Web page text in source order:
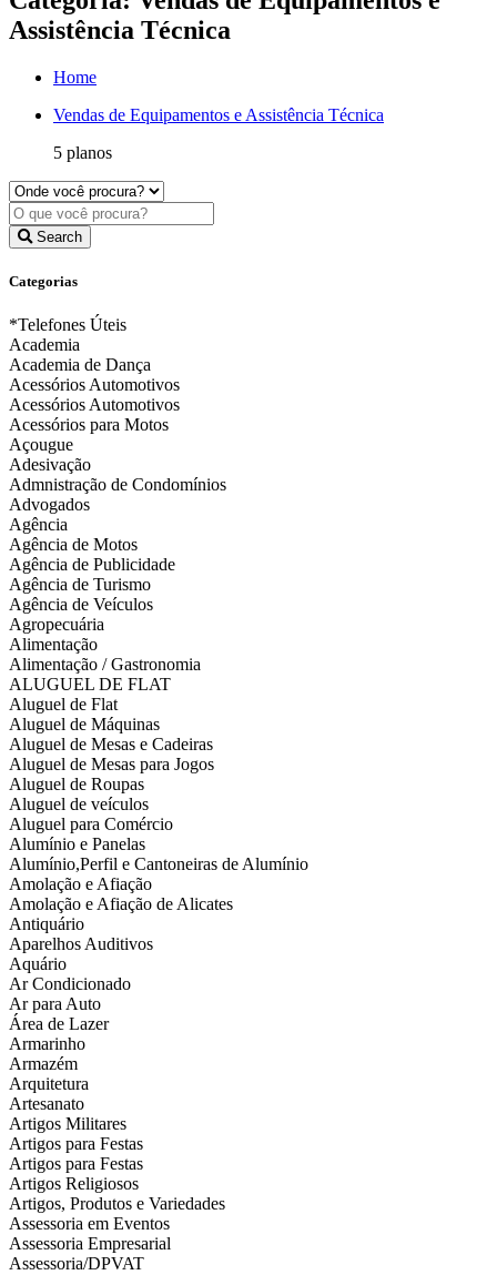
Assistência Técnica
Home
Vendas de Equipamentos e Assistência Técnica
5 planos
Search
Categorias
*Telefones Úteis
Academia
Academia de Dança
Acessórios Automotivos
Acessórios Automotivos
Acessórios para Motos
Açougue
Adesivação
Admnistração de Condomínios
Advogados
Agência
Agência de Motos
Agência de Publicidade
Agência de Turismo
Agência de Veículos
Agropecuária
Alimentação
Alimentação / Gastronomia
ALUGUEL DE FLAT
Aluguel de Flat
Aluguel de Máquinas
Aluguel de Mesas e Cadeiras
Aluguel de Mesas para Jogos
Aluguel de Roupas
Aluguel de veículos
Aluguel para Comércio
Alumínio e Panelas
Alumínio,Perfil e Cantoneiras de Alumínio
Amolação e Afiação
Amolação e Afiação de Alicates
Antiquário
Aparelhos Auditivos
Aquário
Ar Condicionado
Ar para Auto
Área de Lazer
Armarinho
Armazém
Arquitetura
Artesanato
Artigos Militares
Artigos para Festas
Artigos para Festas
Artigos Religiosos
Artigos, Produtos e Variedades
Assessoria em Eventos
Assessoria Empresarial
Assessoria/DPVAT